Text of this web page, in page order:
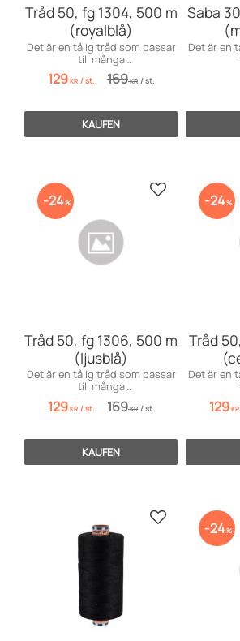
Tråd 50, fg 1304, 500 m
(royalblå)
Det är en tålig tråd som passar
till många
användningsområden inom
möbelsömnad men även för
129KR /st. 169KR /st.
KAUFEN
Saba
Det är en
till
Tråd 50, fg 1306, 500 m
(ljusblå)
Det är en tålig tråd som passar
till många
användningsområden inom
möbelsömnad men även för
129KR /st. 169KR /st.
24% Zu Favoriten
KAUFEN
Tråd
Det är en
129KR
24%
Zu Favoriten
24%